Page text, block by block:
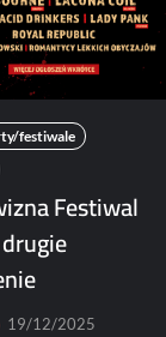
festiwale
Festiwal
19/12/2025